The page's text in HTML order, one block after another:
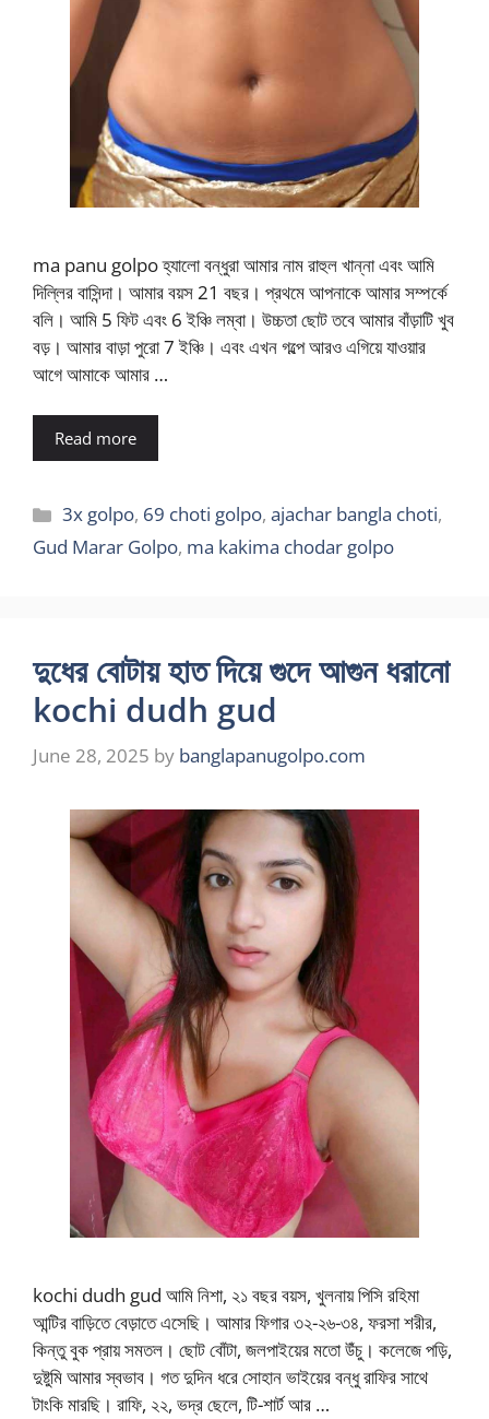
ma panu golpo হ্যালো বন্ধুরা আমার নাম রাহুল খান্না এবং আমি
দিল্লির বাসিন্দা। আমার বয়স 21 বছর। প্রথমে আপনাকে আমার সম্পর্কে
বলি। আমি 5 ফিট এবং 6 ইঞ্চি লম্বা। উচ্চতা ছোট তবে আমার বাঁড়াটি খুব
বড়। আমার বাড়া পুরো 7 ইঞ্চি। এবং এখন গল্পে আরও এগিয়ে যাওয়ার
আগে আমাকে আমার …
Read more
Categories
3x golpo, 69 choti golpo,ajachar bangla choti,
Gud Marar Golpo, ma kakima chodar golpo
দুধের বোটায় হাত দিয়ে গুদে আগুন ধরানো
kochi dudh gud
June 28, 2025 by banglapanugolpo.com
kochi dudh gud আমি নিশা, ২১ বছর বয়স, খুলনায় পিসি রহিমা
আন্টির বাড়িতে বেড়াতে এসেছি। আমার ফিগার ৩২-২৬-৩৪, ফরসা শরীর,
কিন্তু বুক প্রায় সমতল। ছোট বোঁটা, জলপাইয়ের মতো উঁচু। কলেজে পড়ি,
দুষ্টুমি আমার স্বভাব। গত দুদিন ধরে সোহান ভাইয়ের বন্ধু রাফির সাথে
টাংকি মারছি। রাফি, ২২, ভদ্র ছেলে, টি-শার্ট আর …